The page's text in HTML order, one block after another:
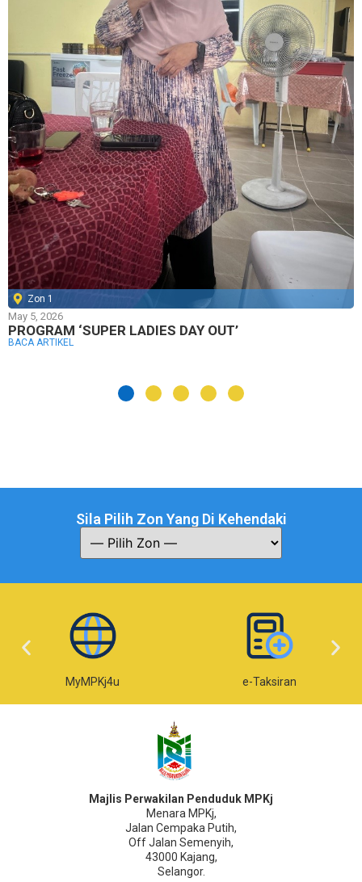
Zon 1
May 5, 2026
PROGRAM ‘SUPER LADIES DAY OUT’
BACA ARTIKEL
Sila Pilih Zon Yang Di Kehendaki
MyMPKj4u e-Taksiran
Majlis Perwakilan Penduduk MPKj
Menara MPKj,
Jalan Cempaka Putih,
Off Jalan Semenyih,
43000 Kajang,
Selangor.